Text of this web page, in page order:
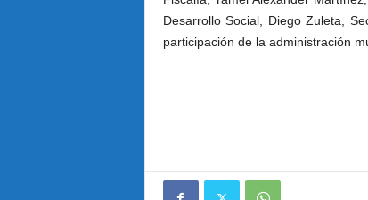
Desarrollo Social, Diego Zuleta,
participación de la administración